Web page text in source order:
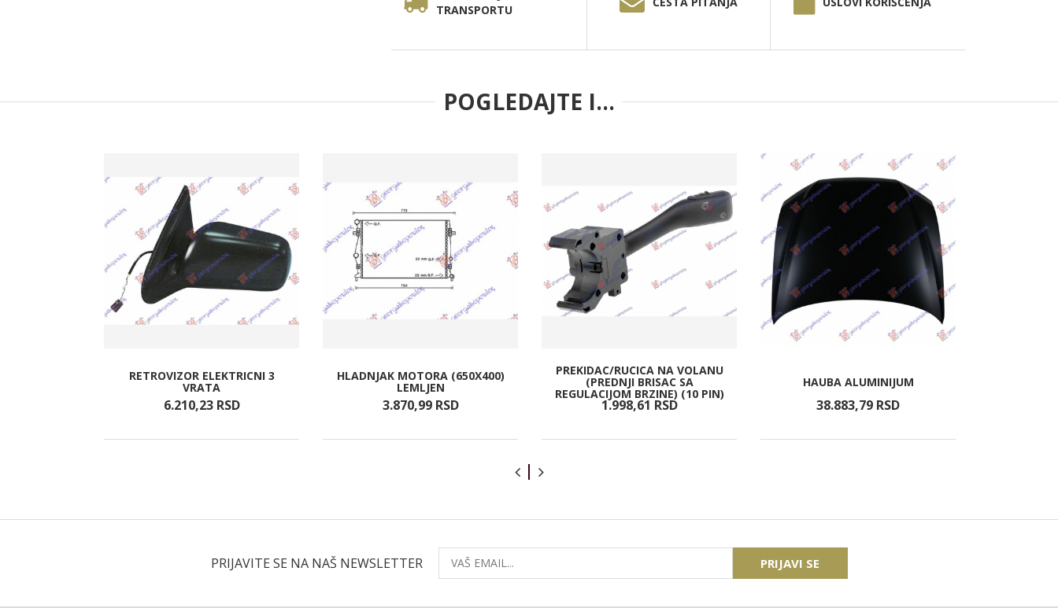
TRANSPORTU
POGLEDAJTE I...
RETROVIZOR ELEKTRICNI 3
VRATA
6.210,23 RSD
HLADNJAK MOTORA (650X400)
LEMLJEN
3.870,99 RSD
PREKIDAC/RUCICA NA VOLANU
(PREDNJI BRISAC SA
REGULACIJOM BRZINE) (10 PIN)
1.998,61 RSD
HAUBA ALUMINIJUM
38.883,79 RSD
PRIJAVITE SE NA NAŠ NEWSLETTER PRIJAVI SE